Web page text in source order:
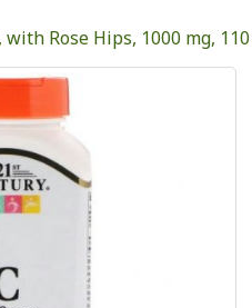
Rose Hips, 1000 mg,